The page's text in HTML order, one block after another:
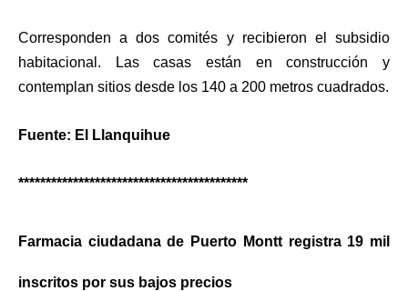
Corresponden a dos comités y recibieron el subsidio
habitacional. Las casas están en construcción y
contemplan sitios desde los 140 a 200 metros cuadrados.
Fuente: El Llanquihue
******************************************
Farmacia ciudadana de Puerto Montt registra 19 mil
inscritos por sus bajos precios